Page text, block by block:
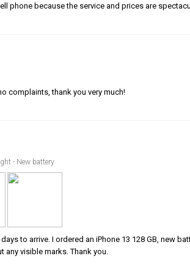
phone because the service and prices are
complaints, thank you very much!
- New battery
to arrive. I ordered an iPhone 13 128 GB, new
any visible marks. Thank you.